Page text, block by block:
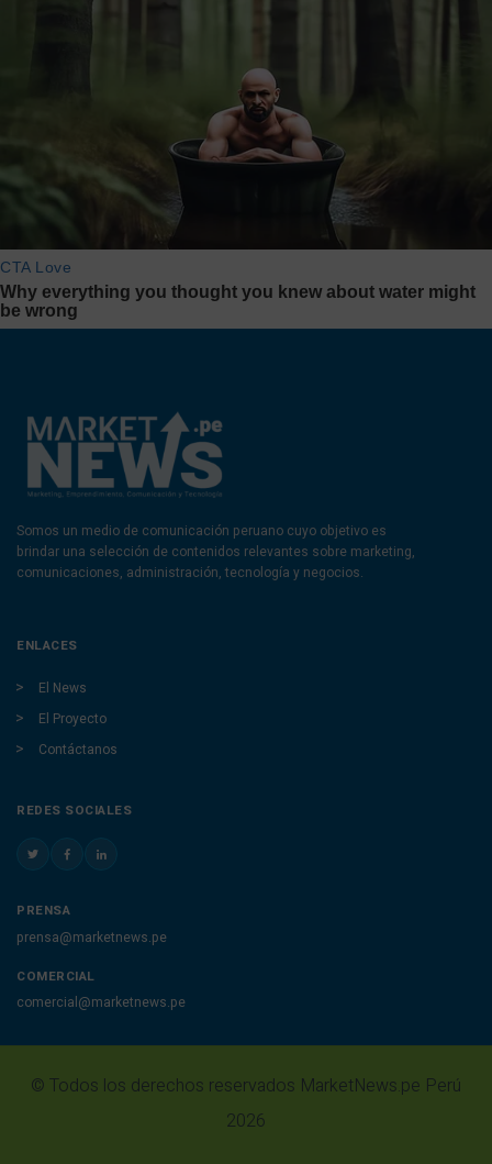
Somos un medio de comunicación peruano cuyo objetivo es
brindar una selección de contenidos relevantes sobre marketing,
comunicaciones, administración, tecnología y negocios.
ENLACES
El News
El Proyecto
Contáctanos
REDES SOCIALES
PRENSA
prensa@marketnews.pe
COMERCIAL
comercial@marketnews.pe
© Todos los derechos reservados MarketNews.pe Perú
2026